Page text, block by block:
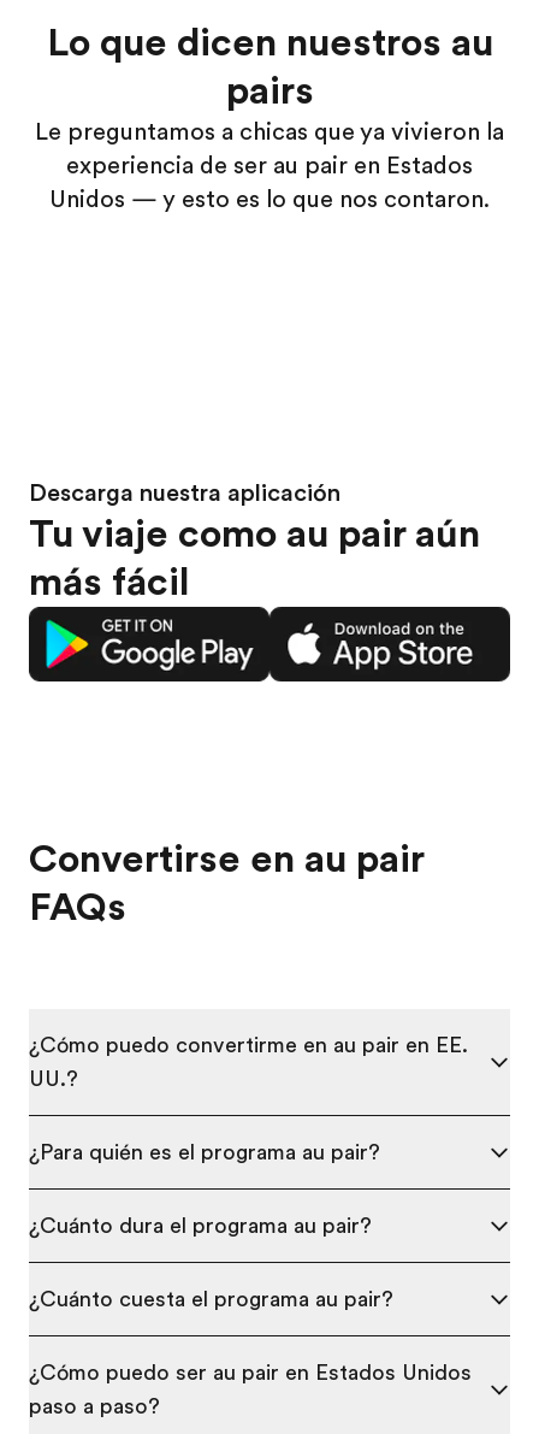
Lo que dicen nuestros au
pairs
Le preguntamos a chicas que ya vivieron la
experiencia de ser au pair en Estados
Unidos — y esto es lo que nos contaron.
Descarga nuestra aplicación
Tu viaje como au pair aún
más fácil
Convertirse en au pair
FAQs
¿Cómo puedo convertirme en au pair en EE.
UU.?
¿Para quién es el programa au pair?
¿Cuánto dura el programa au pair?
¿Cuánto cuesta el programa au pair?
¿Cómo puedo ser au pair en Estados Unidos
paso a paso?